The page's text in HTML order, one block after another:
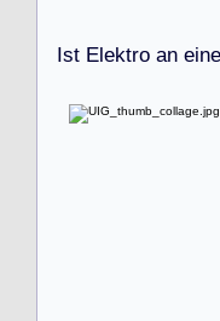
Ist Elektro an eine